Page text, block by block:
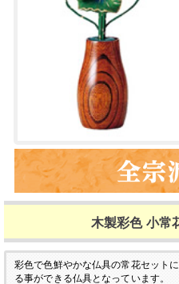
木製彩色 小常
彩色で色鮮やかな仏具の常花セットに
る事ができる仏具となっています。